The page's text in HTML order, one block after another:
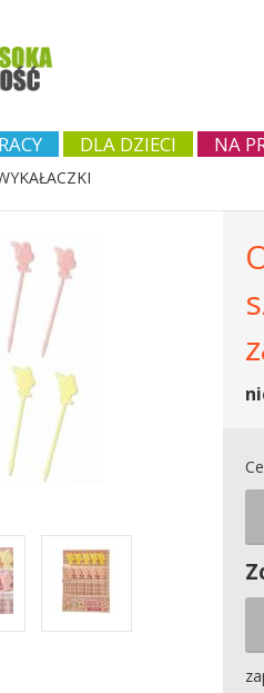
DLA DZIECI NA